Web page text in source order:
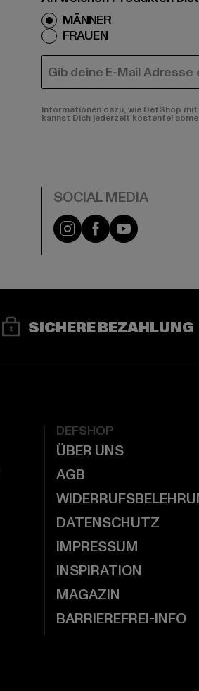
MÄNNER
FRAUEN
E-MAIL
Informationen dazu, wie DefShop
kannst Dich jederzeit kostenfei
Instagram
FacebookYouTube
SICHERE BEZAHLUNG
DEFSHOP
ÜBER UNS
AGB
DATENSCHUTZ
IMPRESSUM
INSPIRATION
MAGAZIN
BARRIEREFREI-INFO